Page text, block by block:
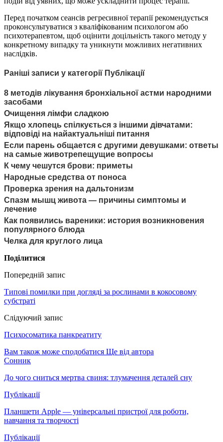
Перед початком сеансів регресивної терапії рекомендується
проконсультуватися з кваліфікованим психологом або
психотерапевтом, щоб оцінити доцільність такого методу у
конкретному випадку та уникнути можливих негативних
наслідків.
Раніші записи у категорії Публікації
8 методів лікування бронхіальної астми народними
засобами
Очищення лімфи сладкою
Якщо хлопець спілкується з іншими дівчатами:
відповіді на найактуальніші питання
Если парень общается с другими девушками: ответы
на самые животрепещущие вопросы
К чему чешутся брови: приметы
Народные средства от поноса
Проверка зрения на дальтонизм
Спазм мышц живота — причины симптомы и
лечение
Как появились вареники: история возникновения
популярного блюда
Челка для круглого лица
Поділитися
Попередній запис
Типові помилки при догляді за рослинами в кокосовому
субстраті
Слідуючий запис
Психосоматика панкреатиту
Вам також може сподобатися Ще від автора
Сонник
До чого сниться мертва свиня: тлумачення деталей сну
Публікації
Планшети Apple — універсальні пристрої для роботи,
навчання та творчості
Публікації